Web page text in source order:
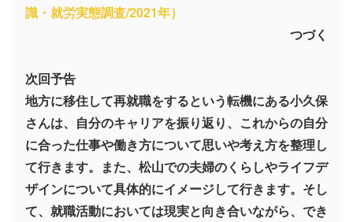
識・就労実態調査/2021年）
つづく
次回予告
地方に移住して再就職をするという転機にある小久保
さんは、自分のキャリアを振り返り、これからの自分
に合った仕事や働き方について思いや考え方を整理し
て行きます。また、松山での夫婦のくらしやライフデ
ザインについて具体的にイメージして行きます。そし
て、就職活動においては現実と向き合いながら、でき